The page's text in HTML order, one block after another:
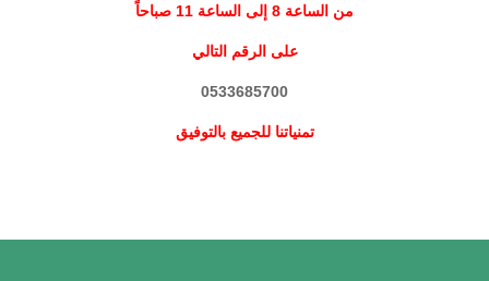
من الساعة 8 إلى الساعة 11 صباحاً
على الرقم التالي
0533685700
تمنياتنا للجميع بالتوفيق